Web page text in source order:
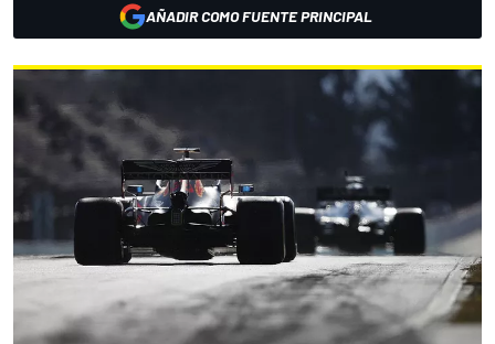
AÑADIR COMO FUENTE PRINCIPAL